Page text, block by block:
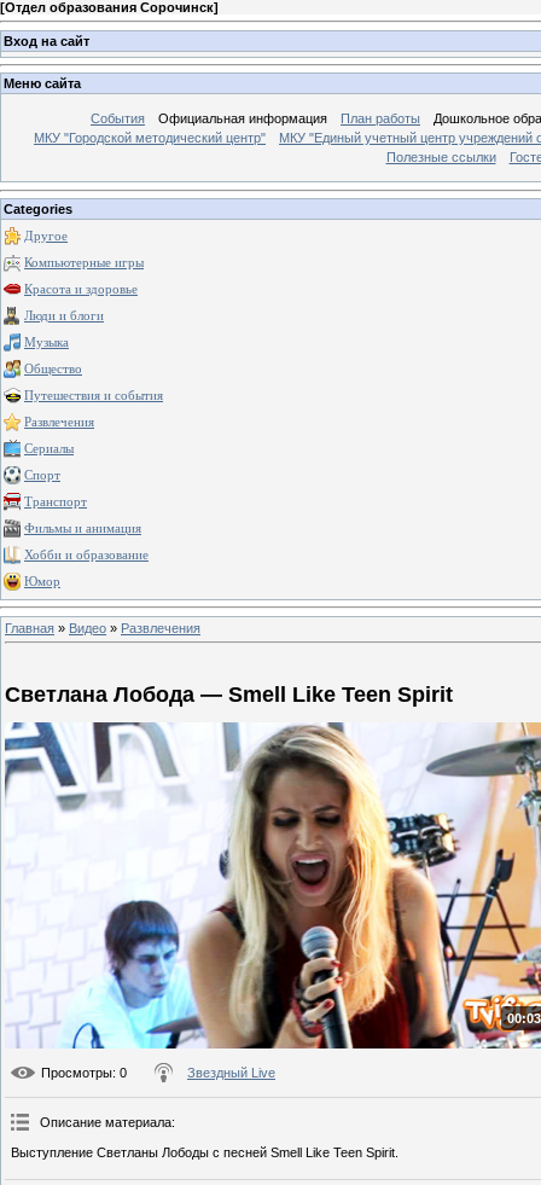
[Отдел образования Сорочинск]
Вход на сайт
Меню сайта
События Официальная информация План работы
Дошкольное
МКУ "Городской методический центр"
МКУ "Единый учетный центр учреждений
Полезные ссылки
Categories
Другое
Компьютерные игры
Красота и здоровье
Люди и блоги
Музыка
Общество
Путешествия и события
Развлечения
Сериалы
Спорт
Транспорт
Фильмы и анимация
Хобби и образование
Юмор
Главная » Видео » Развлечения
Светлана Лобода — Smell Like Teen Spirit
Просмотры: 0 Звездный Live
Описание материала:
Выступление Светланы Лободы с песней Smell Like Teen Spirit.